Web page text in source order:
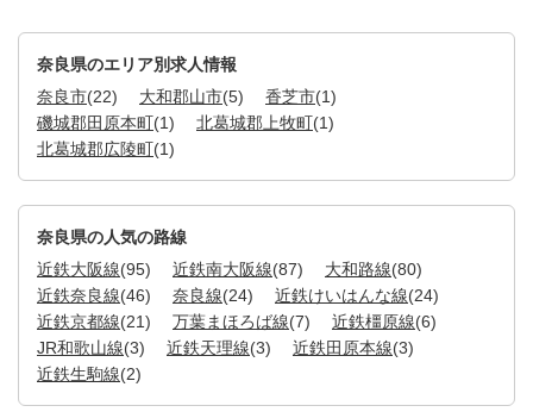
奈良県のエリア別求人情報
奈良市(22) 大和郡山市(5) 香芝市(1)
磯城郡田原本町(1) 北葛城郡上牧町(1)
北葛城郡広陵町(1)
奈良県の人気の路線
近鉄大阪線(95) 近鉄南大阪線(87) 大和路線(80)
近鉄奈良線(46) 奈良線(24) 近鉄けいはんな線(24)
近鉄京都線(21) 万葉まほろば線(7) 近鉄橿原線(6)
JR和歌山線(3) 近鉄天理線(3) 近鉄田原本線(3)
近鉄生駒線(2)